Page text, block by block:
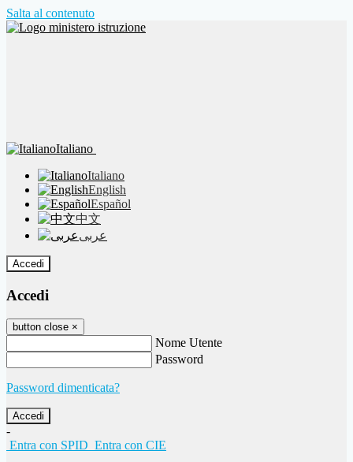
Salta al contenuto
Italiano
Italiano
English
Español
中文
عربى
Accedi
Accedi
button close ×
Nome Utente
Password
Password dimenticata?
-
Entra con SPID Entra con CIE